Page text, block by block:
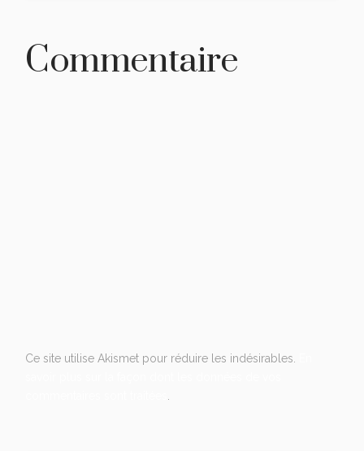
Commentaire
Ce site utilise Akismet pour réduire les indésirables.